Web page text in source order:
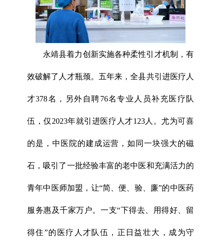
永靖县着力创新实施各种柔性引才机制，有
效破解了人才瓶颈。五年来，全县共引进医疗人
才378名，另外自聘76名专业人员补充医疗队
伍，仅2023年就引进医疗人才123人。尤为可喜
的是，中医院的建成运营，如同一块强大的磁
石，吸引了一批经验丰富的老中医和充满活力的
青年中医师加盟，让“简、便、验、廉”的中医药
服务惠及千家万户。一支“下得去、用得好、留
得住”的医疗人才队伍，正日益壮大，成为守